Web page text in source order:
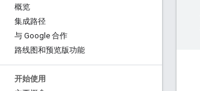
概览
集成路径
与 Google 合作
路线图和预览版功能
开始使用